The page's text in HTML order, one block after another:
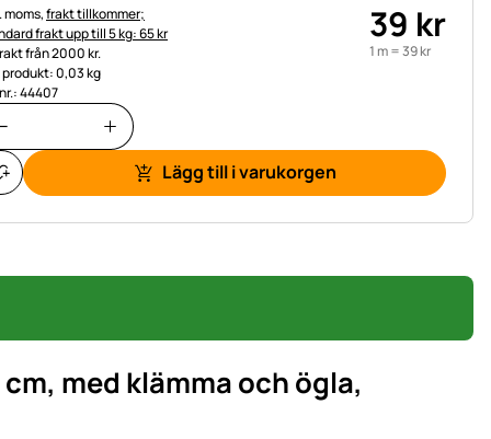
moms,frakt tillkommer;
frakt upp till 5 kg: 65 kr
från 2000 kr.
0,03 kg
44407
39 kr
1 m =39kr
Lägg till i varukorgen
med klämma och ögla,